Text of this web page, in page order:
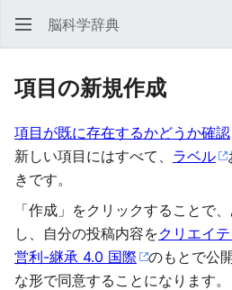
脳科学辞典
項目の新規作成
項目が既に存在するかどうか確認
新しい項目にはすべて、 ラベル
きです。
「作成」をクリックすることで
し、自分の投稿内容をクリエイ
営利-継承 4.0 国際
のもとで公
な形で同意することになります。